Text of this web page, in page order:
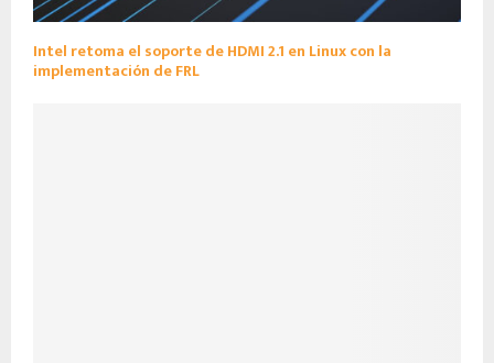
Intel retoma el soporte de HDMI 2.1 en Linux con la
implementación de FRL